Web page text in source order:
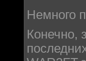
Немного
Конечно,